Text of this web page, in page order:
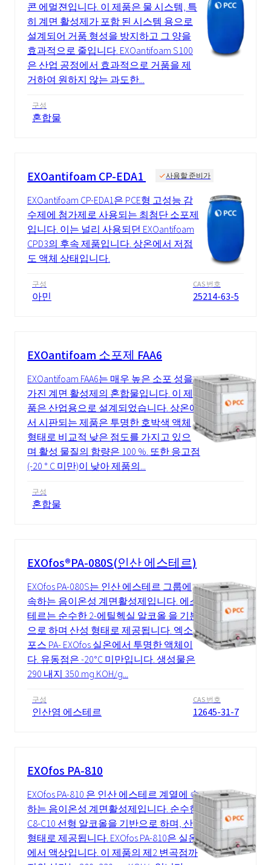
콘 에멀젼입니다. 이 제품은 물 시스템, 특
히 계면 활성제가 포함 된 시스템 용으로
설계되어 거품 형성을 방지하고 그 양을
효과적으로 줄입니다. EXOantifoam S100
은 산업 공정에서 효과적으로 거품을 제
거하여 원하지 않는 과도한...
구성
혼합물
EXOantifoam ​​CP-EDA1 사용할 준비가
EXOantifoam CP-EDA1은 PCE형 고성능 감
수제에 첨가제로 사용되는 최첨단 소포제
입니다. 이는 널리 사용되던 EXOantifoam
CPD3의 후속 제품입니다. 상온에서 저점
도 액체 상태입니다.
구성
아민
CAS 번호
25214-63-5
EXOantifoam 소포제 FAA6
EXOantifoam FAA6는 매우 높은 소포 성을
가진 계면 활성제의 혼합물입니다. 이 제
품은 산업용으로 설계되었습니다. 상온에
서 시판되는 제품은 투명한 호박색 액체
형태로 비교적 낮은 점도를 가지고 있으
며 활성 물질의 함량은 100 %. 또한 응고점
(-20 ° C 미만)이 낮아 제품의...
구성
혼합물
EXOfos®PA-080S(인산 에스테르)
EXOfos PA-080S는 인산 에스테르 그룹에
속하는 음이온성 계면활성제입니다. 에스
테르는 순수한 2-에틸헥실 알코올 을 기본
으로 하며 산성 형태로 제공됩니다. 엑소
포스 PA- EXOfos 실온에서 투명한 액체이
다. 유동점은 -20°C 미만입니다. 생성물은
290 내지 350 mg KOH/g...
구성
인산염 에스테르
CAS 번호
12645-31-7
EXOfos PA-810
EXOfos PA-810 은 인산 에스테르 계열에 속
하는 음이온성 계면활성제입니다. 순수한
C8-C10 선형 알코올을 기반으로 하며, 산
형태로 제공됩니다. EXOfos PA-810은 실온
에서 액상입니다. 이 제품의 제2 변곡점까